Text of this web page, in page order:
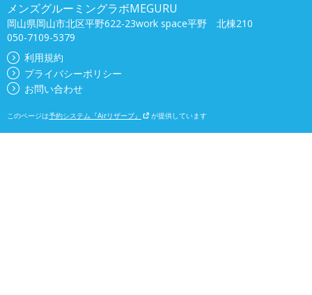
メンズグルーミングラボMEGURU
岡山県岡山市北区平野622-23work space平野 北棟210
050-7109-5379
利用規約
プライバシーポリシー
お問い合わせ
このページは予約システム『Airリザーブ』 が提供しています